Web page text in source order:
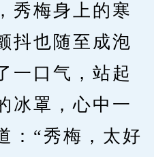
梅身上的寒
抖也随至成泡
一口气，站起
冰罩，心中一
：“秀梅，太好